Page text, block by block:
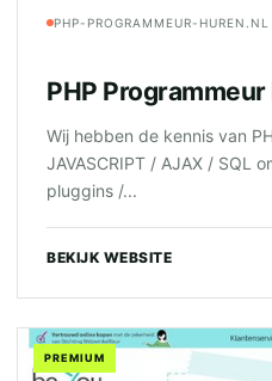
PHP-PROGRAMMEUR-HUREN.NL
PHP Programmeur
Wij hebben de kennis van
JAVASCRIPT / AJAX / SQL
pluggins /...
BEKIJK WEBSITE
PREMIUM